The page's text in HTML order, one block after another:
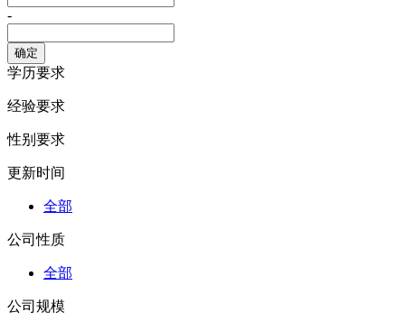
-
学历要求
经验要求
性别要求
更新时间
全部
公司性质
全部
公司规模